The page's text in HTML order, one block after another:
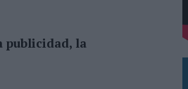
publicidad, la